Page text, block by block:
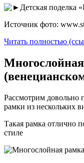
Источник фото:
Читать полностью
Рассмотрим довольно
рамки из нескольких
Такая рамка отлично
стиле